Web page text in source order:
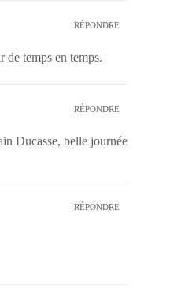
RÉPONDRE
de temps en temps.
RÉPONDRE
Ducasse, belle journée
RÉPONDRE